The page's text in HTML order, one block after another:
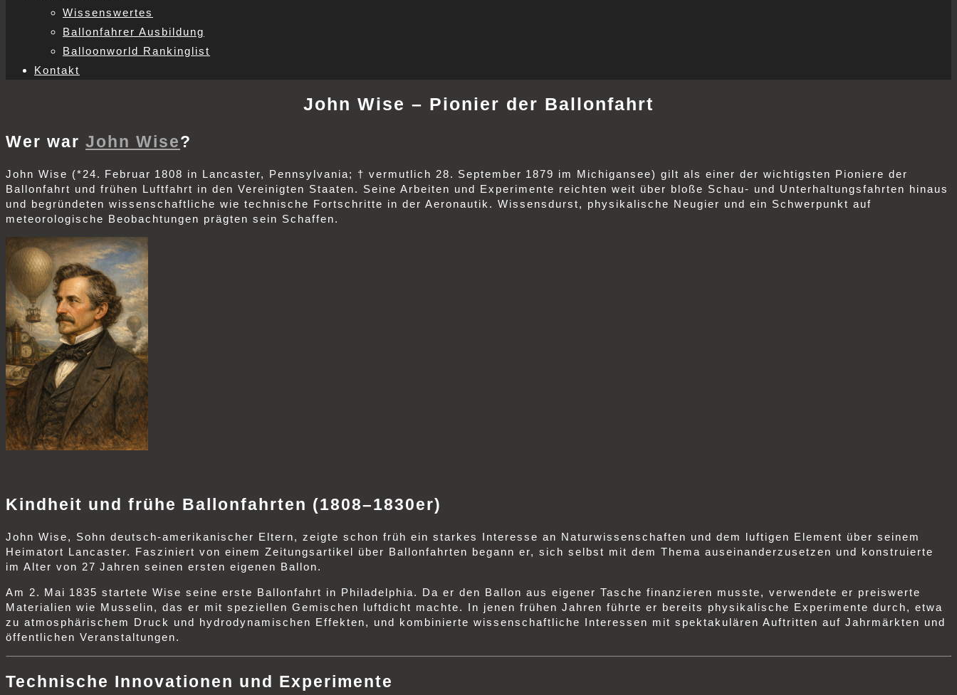
Wissenswertes
Ballonfahrer Ausbildung
Balloonworld Rankinglist
Kontakt
John Wise – Pionier der Ballonfahrt
Wer war John Wise?
John Wise (*24. Februar 1808 in Lancaster, Pennsylvania; † vermutlich 28. September 1879 im Michigansee) gilt als einer der wichtigsten Pioniere der
Ballonfahrt und frühen Luftfahrt in den Vereinigten Staaten. Seine Arbeiten und Experimente reichten weit über bloße Schau‑ und Unterhaltungsfahrten hinaus
und begründeten wissenschaftliche wie technische Fortschritte in der Aeronautik. Wissensdurst, physikalische Neugier und ein Schwerpunkt auf
meteorologische Beobachtungen prägten sein Schaffen.
Kindheit und frühe Ballonfahrten (1808–1830er)
John Wise, Sohn deutsch‑amerikanischer Eltern, zeigte schon früh ein starkes Interesse an Naturwissenschaften und dem luftigen Element über seinem
Heimatort Lancaster. Fasziniert von einem Zeitungsartikel über Ballonfahrten begann er, sich selbst mit dem Thema auseinanderzusetzen und konstruierte
im Alter von 27 Jahren seinen ersten eigenen Ballon.
Am 2. Mai 1835 startete Wise seine erste Ballonfahrt in Philadelphia. Da er den Ballon aus eigener Tasche finanzieren musste, verwendete er preiswerte
Materialien wie Musselin, das er mit speziellen Gemischen luftdicht machte. In jenen frühen Jahren führte er bereits physikalische Experimente durch, etwa
zu atmosphärischem Druck und hydrodynamischen Effekten, und kombinierte wissenschaftliche Interessen mit spektakulären Auftritten auf Jahrmärkten und
öffentlichen Veranstaltungen.
Technische Innovationen und Experimente